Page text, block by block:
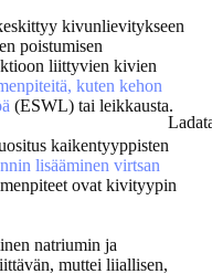
kivunlievitykseen
poistumisen
liittyvien kivien
kuten kehon
(ESWL) tai leikkausta.
kaikentyyppisten
lisääminen virtsan
ovat kivityypin
natriumin ja
muttei liiallisen,